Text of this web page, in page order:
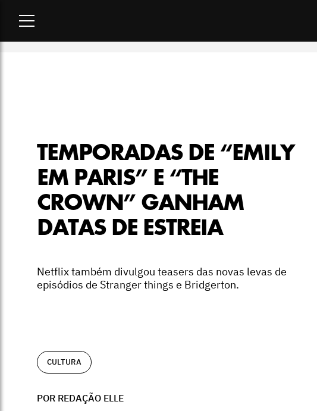
Temporadas de “Emily em Paris” e “The Crown”
TEMPORADAS DE “EMILY
EM PARIS” E “THE
CROWN” GANHAM
DATAS DE ESTREIA
Netflix também divulgou teasers das novas levas de
episódios de Stranger things e Bridgerton.
CULTURA
POR REDAÇÃO ELLE